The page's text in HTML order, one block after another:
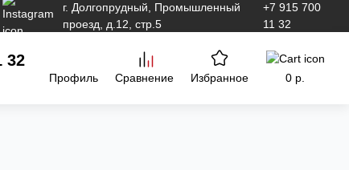
г. Долгопрудный, Промышленный
проезд, д.12, стр.5
+7 915 700
11 32
32
Профиль Сравнение Избранное 0 р.